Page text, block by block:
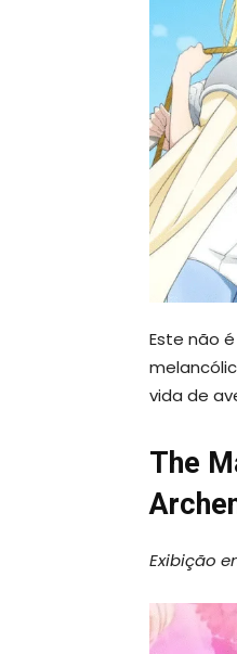
Este não
vida de
The
Exibição